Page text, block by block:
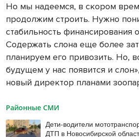
Но мы надеемся, в скором
продолжим строить. Нужно
стабильность финансирования
Содержать слона еще более
планируем его привозить. Но,
будущем у нас появится и
новый директор планами
Районные СМИ
Дети-водители
ДТП в Новосибирской